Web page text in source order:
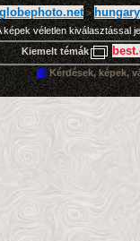
>
képek véletlen kiválasztással
Kiemelt témák
Kérdések, képek,